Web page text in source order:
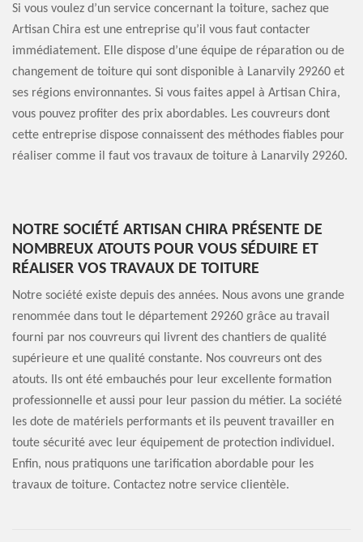
Si vous voulez d’un service concernant la toiture, sachez que
Artisan Chira est une entreprise qu’il vous faut contacter
immédiatement. Elle dispose d’une équipe de réparation ou de
changement de toiture qui sont disponible à Lanarvily 29260 et
ses régions environnantes. Si vous faites appel à Artisan Chira,
vous pouvez profiter des prix abordables. Les couvreurs dont
cette entreprise dispose connaissent des méthodes fiables pour
réaliser comme il faut vos travaux de toiture à Lanarvily 29260.
NOTRE SOCIÉTÉ ARTISAN CHIRA PRÉSENTE DE
NOMBREUX ATOUTS POUR VOUS SÉDUIRE ET
RÉALISER VOS TRAVAUX DE TOITURE
Notre société existe depuis des années. Nous avons une grande
renommée dans tout le département 29260 grâce au travail
fourni par nos couvreurs qui livrent des chantiers de qualité
supérieure et une qualité constante. Nos couvreurs ont des
atouts. Ils ont été embauchés pour leur excellente formation
professionnelle et aussi pour leur passion du métier. La société
les dote de matériels performants et ils peuvent travailler en
toute sécurité avec leur équipement de protection individuel.
Enfin, nous pratiquons une tarification abordable pour les
travaux de toiture. Contactez notre service clientèle.